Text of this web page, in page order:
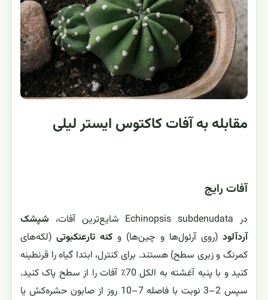
مقابله به آفات کاکتوس ایستر لیلی
آفات رایج
در Echinopsis subdenudata شایع‌ترین آفات،
شپشک
آردآلود(روی آرئول‌ها و چین‌ها) و کنه تارعنکبوتی (لکه‌های
کمرنگ و زبری سطح) هستند. برای کنترل، ابتدا گیاه را قرنطینه
کنید و با پنبه آغشته به الکل 70٪ آفات را از سطح پاک کنید.
سپس 2–3 نوبت با فاصله 7–10 روز از صابون حشره‌کش یا